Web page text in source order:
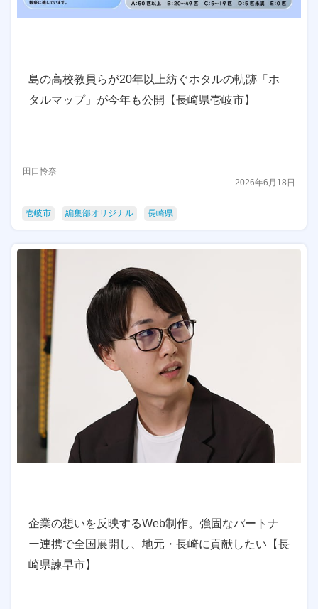
島の高校教員らが20年以上紡ぐホタルの軌跡「ホ
タルマップ」が今年も公開【長崎県壱岐市】
田口怜奈
2026年6月18日
壱岐市 編集部オリジナル 長崎県
企業の想いを反映するWeb制作。強固なパートナ
ー連携で全国展開し、地元・長崎に貢献したい【長
崎県諫早市】